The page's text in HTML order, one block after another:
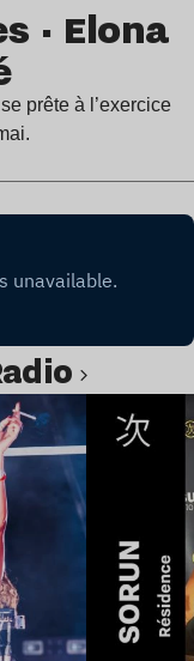
· Elona
prête à l’exercice